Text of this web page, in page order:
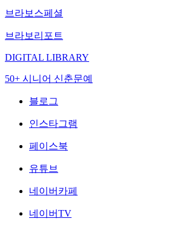
브라보스페셜
브라보리포트
DIGITAL LIBRARY
50+ 시니어 신춘문예
블로그
인스타그램
페이스북
유튜브
네이버카페
네이버TV